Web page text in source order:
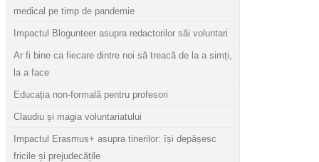
medical pe timp de pandemie
Impactul Blogunteer asupra redactorilor săi voluntari
Ar fi bine ca fiecare dintre noi să treacă de la a simți,
la a face
Educația non-formală pentru profesori
Claudiu și magia voluntariatului
Impactul Erasmus+ asupra tinerilor: își depășesc
fricile și prejudecățile